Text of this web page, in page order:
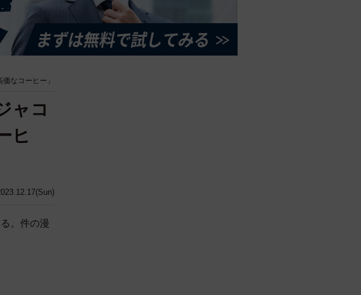
なコーヒー」
ャコ
ヒ
。件の漫